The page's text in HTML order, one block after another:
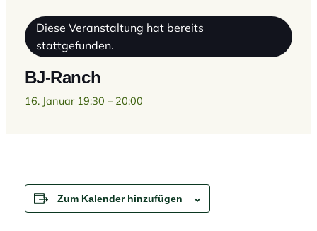
Diese Veranstaltung hat bereits
stattgefunden.
BJ-Ranch
16. Januar 19:30 – 20:00
Zum Kalender hinzufügen